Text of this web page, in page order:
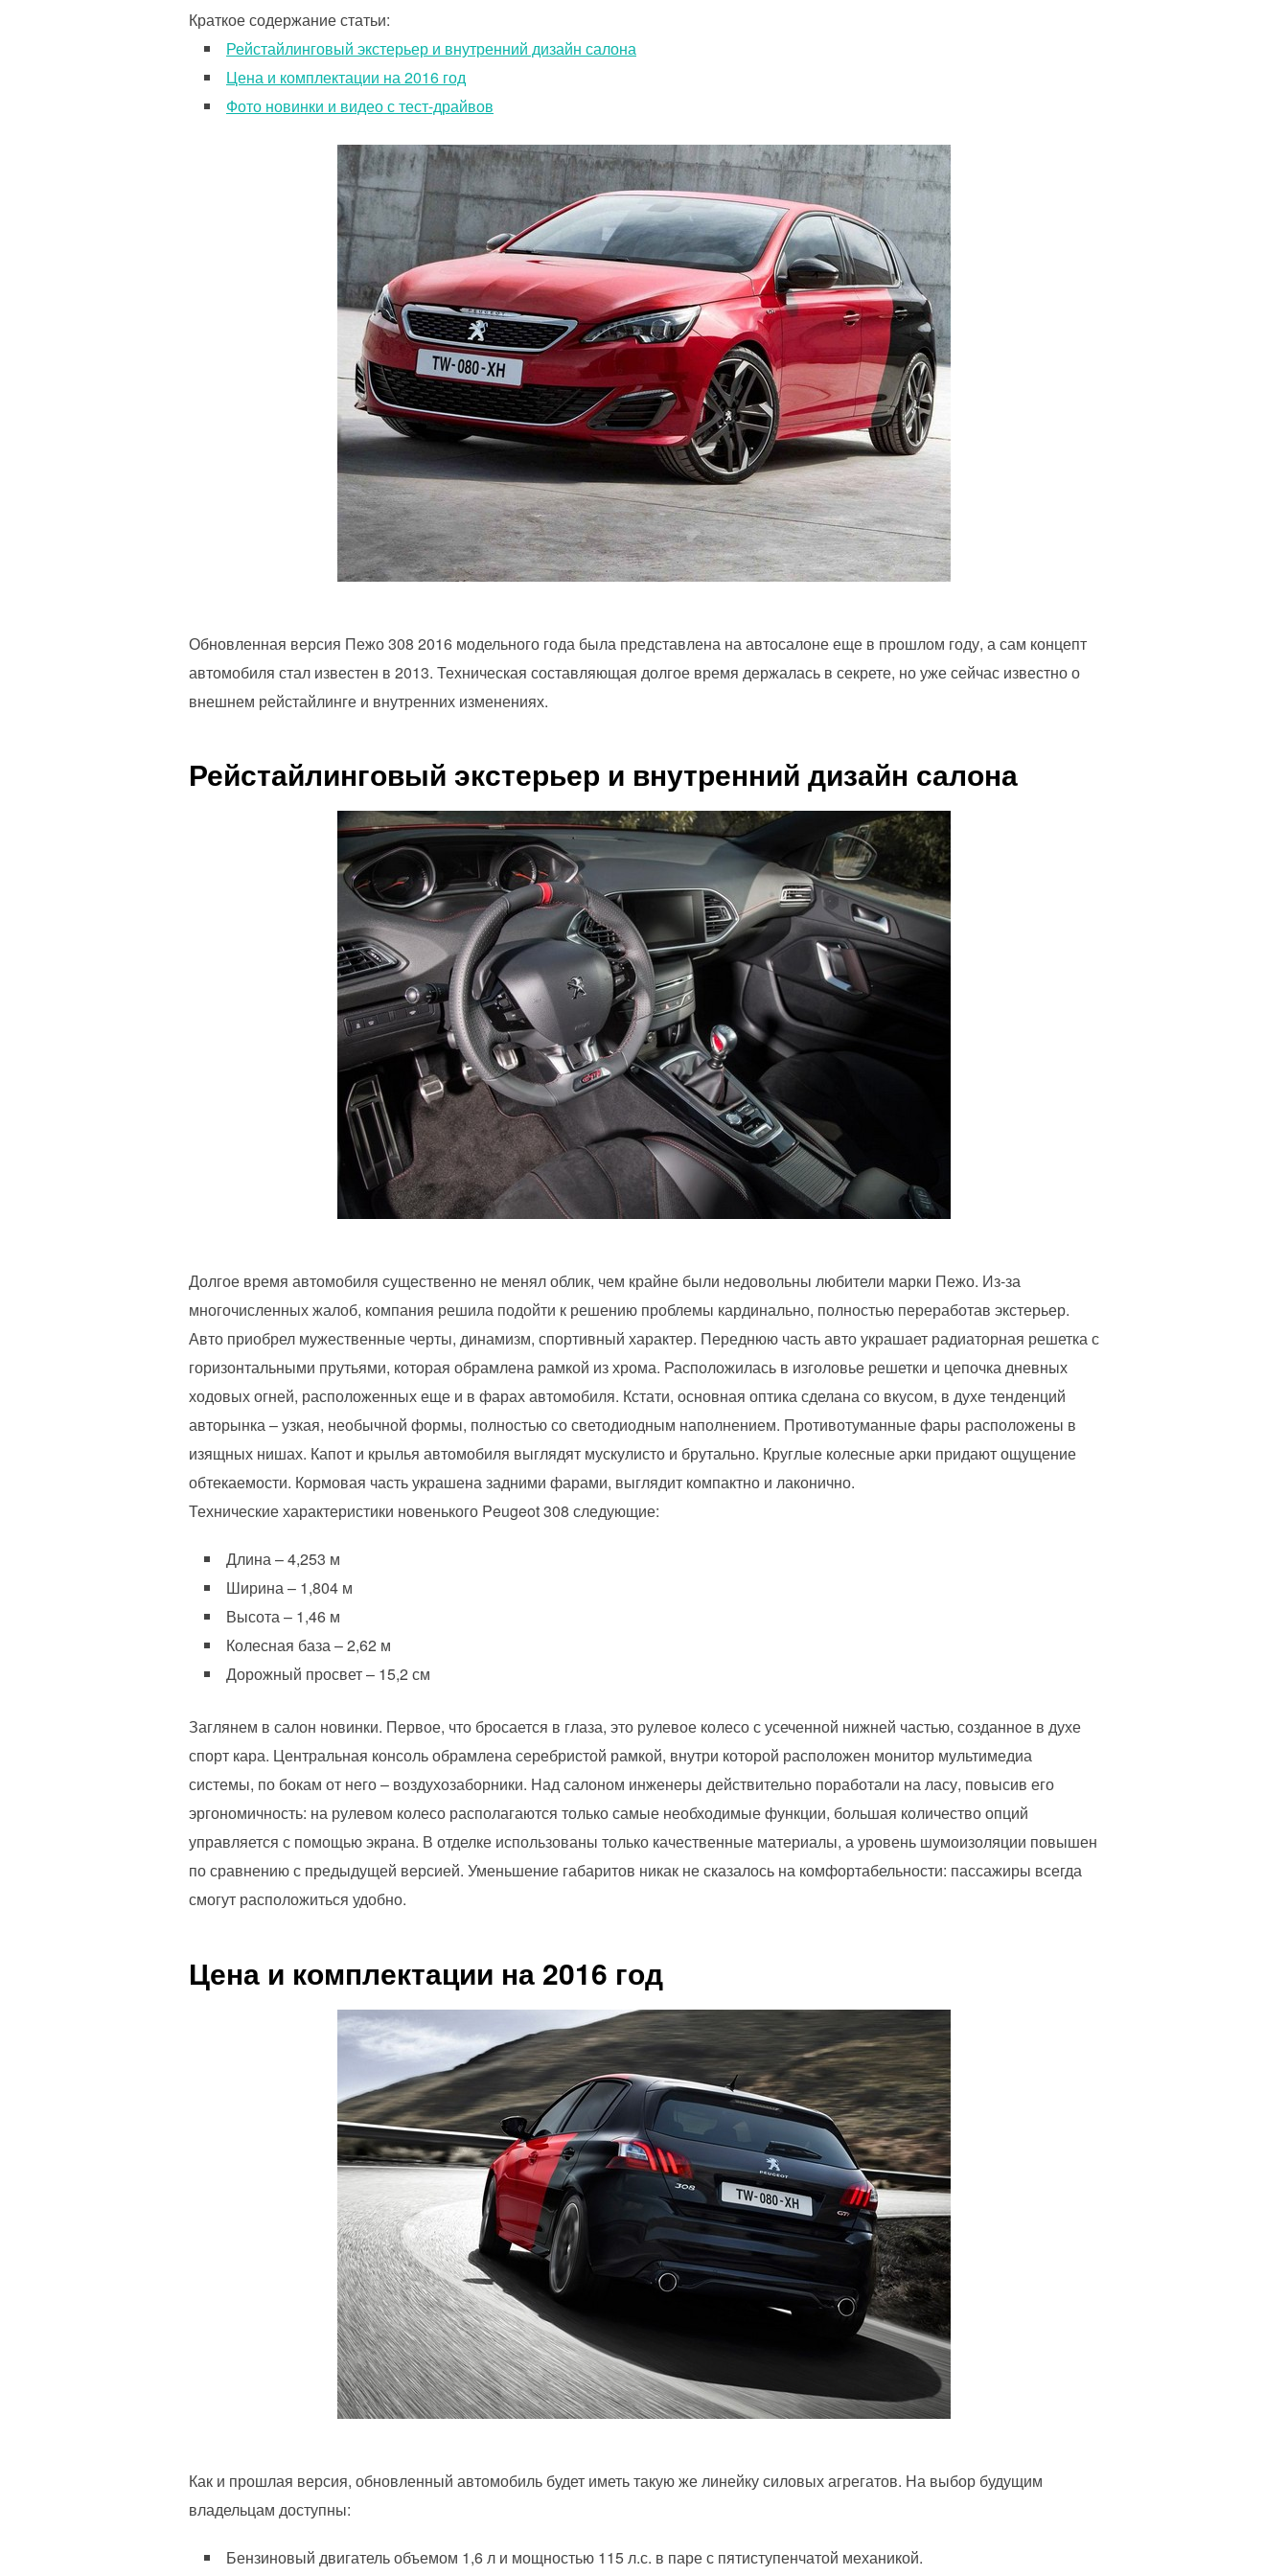
Краткое содержание статьи:
Рейстайлинговый экстерьер и внутренний дизайн салона
Цена и комплектации на 2016 год
Фото новинки и видео с тест-драйвов
Обновленная версия Пежо 308 2016 модельного года была представлена на автосалоне еще в прошлом году, а сам концепт
автомобиля стал известен в 2013. Техническая составляющая долгое время держалась в секрете, но уже сейчас известно о
внешнем рейстайлинге и внутренних изменениях.
Рейстайлинговый экстерьер и внутренний дизайн салона
Долгое время автомобиля существенно не менял облик, чем крайне были недовольны любители марки Пежо. Из-за
многочисленных жалоб, компания решила подойти к решению проблемы кардинально, полностью переработав экстерьер.
Авто приобрел мужественные черты, динамизм, спортивный характер. Переднюю часть авто украшает радиаторная решетка с
горизонтальными прутьями, которая обрамлена рамкой из хрома. Расположилась в изголовье решетки и цепочка дневных
ходовых огней, расположенных еще и в фарах автомобиля. Кстати, основная оптика сделана со вкусом, в духе тенденций
авторынка – узкая, необычной формы, полностью со светодиодным наполнением. Противотуманные фары расположены в
изящных нишах. Капот и крылья автомобиля выглядят мускулисто и брутально. Круглые колесные арки придают ощущение
обтекаемости. Кормовая часть украшена задними фарами, выглядит компактно и лаконично.
Технические характеристики новенького Peugeot 308 следующие:
Длина – 4,253 м
Ширина – 1,804 м
Высота – 1,46 м
Колесная база – 2,62 м
Дорожный просвет – 15,2 см
Заглянем в салон новинки. Первое, что бросается в глаза, это рулевое колесо с усеченной нижней частью, созданное в духе
спорт кара. Центральная консоль обрамлена серебристой рамкой, внутри которой расположен монитор мультимедиа
системы, по бокам от него – воздухозаборники. Над салоном инженеры действительно поработали на ласу, повысив его
эргономичность: на рулевом колесо располагаются только самые необходимые функции, большая количество опций
управляется с помощью экрана. В отделке использованы только качественные материалы, а уровень шумоизоляции повышен
по сравнению с предыдущей версией. Уменьшение габаритов никак не сказалось на комфортабельности: пассажиры всегда
смогут расположиться удобно.
Цена и комплектации на 2016 год
Как и прошлая версия, обновленный автомобиль будет иметь такую же линейку силовых агрегатов. На выбор будущим
владельцам доступны:
Бензиновый двигатель объемом 1,6 л и мощностью 115 л.с. в паре с пятиступенчатой механикой.